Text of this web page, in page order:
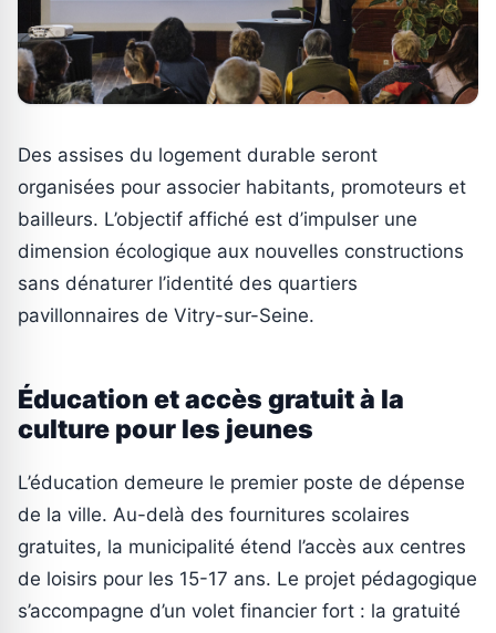
Des assises du logement durable seront
organisées pour associer habitants, promoteurs et
bailleurs. L’objectif affiché est d’impulser une
dimension écologique aux nouvelles constructions
sans dénaturer l’identité des quartiers
pavillonnaires de Vitry-sur-Seine.
Éducation et accès gratuit à la
culture pour les jeunes
L’éducation demeure le premier poste de dépense
de la ville. Au-delà des fournitures scolaires
gratuites, la municipalité étend l’accès aux centres
de loisirs pour les 15-17 ans. Le projet pédagogique
s’accompagne d’un volet financier fort : la gratuité